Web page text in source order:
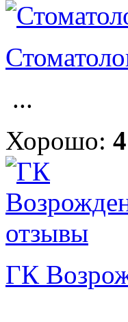
...
Хорошо: 4
ГК